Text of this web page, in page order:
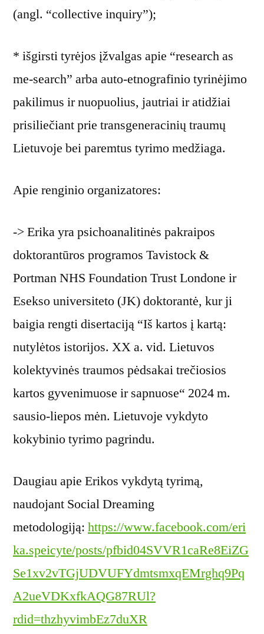
(angl. “collective inquiry”);
* išgirsti tyrėjos įžvalgas apie “research as
me-search” arba auto-etnografinio tyrinėjimo
pakilimus ir nuopuolius, jautriai ir atidžiai
prisiliečiant prie transgeneracinių traumų
Lietuvoje bei paremtus tyrimo medžiaga.
Apie renginio organizatores:
-> Erika yra psichoanalitinės pakraipos
doktorantūros programos Tavistock &
Portman NHS Foundation Trust Londone ir
Esekso universiteto (JK) doktorantė, kur ji
baigia rengti disertaciją “Iš kartos į kartą:
nutylėtos istorijos. XX a. vid. Lietuvos
kolektyvinės traumos pėdsakai trečiosios
kartos gyvenimuose ir sapnuose“ 2024 m.
sausio-liepos mėn. Lietuvoje vykdyto
kokybinio tyrimo pagrindu.
Daugiau apie Erikos vykdytą tyrimą,
naudojant Social Dreaming
metodologiją: https://www.facebook.com/eri
ka.speicyte/posts/pfbid04SVVR1caRe8EiZG
Se1xv2vTGjUDVUFYdmtsmxqEMrghq9Pq
A2ueVDKxfkAQG87RUl?
rdid=thzhyvimbEz7duXR